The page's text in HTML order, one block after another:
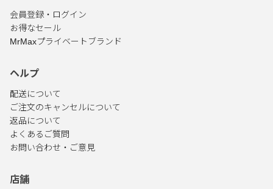
会員登録・ログイン
お得なセール
MrMaxプライベートブランド
ヘルプ
配送について
ご注文のキャンセルについて
返品について
よくあるご質問
お問い合わせ・ご意見
店舗